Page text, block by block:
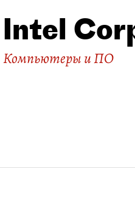
Intel
Компьютеры и ПО